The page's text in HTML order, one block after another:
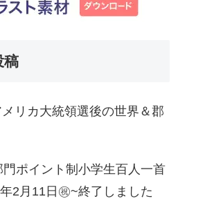
稿
リカ大統領選後の世界＆郡
ポイント制小学生百人一首
2月11日㊗~終了しました